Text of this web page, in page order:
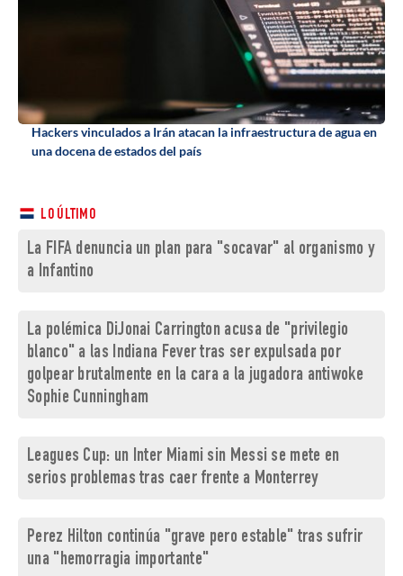
Hackers vinculados a Irán atacan la infraestructura de agua en
una docena de estados del país
LO ÚLTIMO
La FIFA denuncia un plan para "socavar" al organismo y
a Infantino
La polémica DiJonai Carrington acusa de "privilegio
blanco" a las Indiana Fever tras ser expulsada por
golpear brutalmente en la cara a la jugadora antiwoke
Sophie Cunningham
Leagues Cup: un Inter Miami sin Messi se mete en
serios problemas tras caer frente a Monterrey
Perez Hilton continúa "grave pero estable" tras sufrir
una "hemorragia importante"